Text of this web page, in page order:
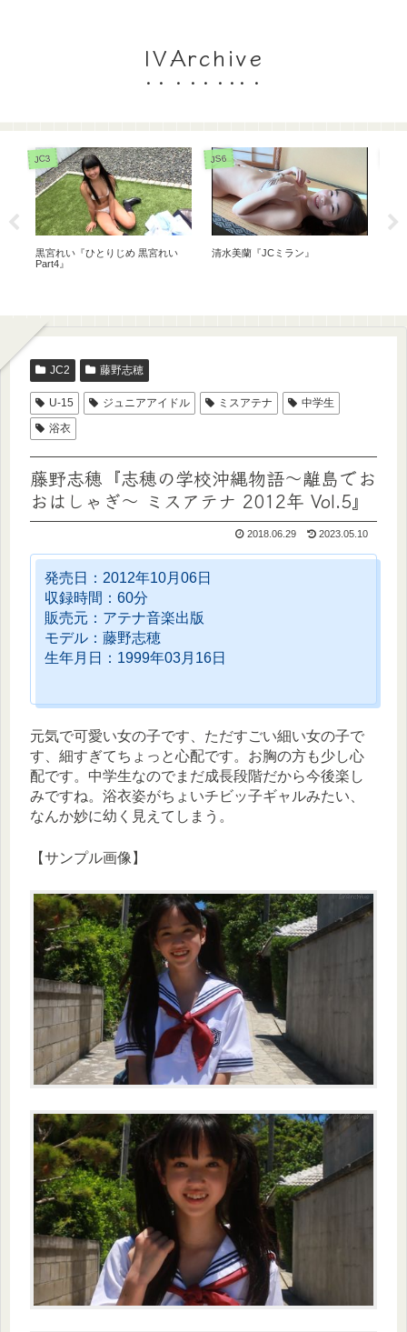
IVArchive
JC3
青山朱里『@ idol』
JC3
星野璃里『放課後のキミ。』
JC2 藤野志穂
U-15 ジュニアアイドル ミスアテナ
中学生
浴衣
藤野志穂『志穂の学校沖縄物語〜離島でお
おはしゃぎ〜 ミスアテナ 2012年 Vol.5』
2018.06.29 2023.05.10
発売日：2012年10月06日
収録時間：60分
販売元：アテナ音楽出版
モデル：藤野志穂
生年月日：1999年03月16日
元気で可愛い女の子です、ただすごい細い女の子で
す、細すぎてちょっと心配です。お胸の方も少し心
配です。中学生なのでまだ成長段階だから今後楽し
みですね。浴衣姿がちょいチビッ子ギャルみたい、
なんか妙に幼く見えてしまう。
【サンプル画像】